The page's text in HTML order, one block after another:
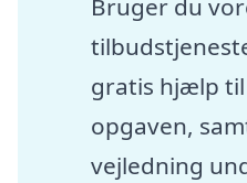
Bruger du
gratis hjælp
opgaven,
vejledning